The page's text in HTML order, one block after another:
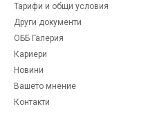
Тарифи и общи условия
Други документи
ОББ Галерия
Кариери
Новини
Вашето мнение
Контакти